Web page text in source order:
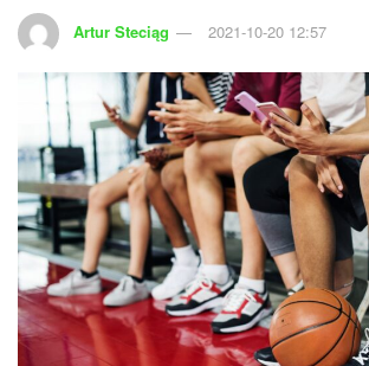
Artur Steciąg 2021-10-20 12:57